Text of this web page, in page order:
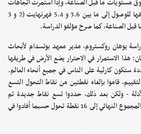
مئوية) فوق مستويات ما قبل الصناعة، وإذا استمرت اتجاهات
الاحترار الحالية، فهي في طريقها للوصول إلى ما بين 3.6 و 5.4 فهرنهايت (2 و 3
الصناعة، كما صرح مؤلفو الدراسة.
يوهان روكستروم، مدير معهد بوتسدام لأبحاث
هذا الاستمرار في الاحترار يضع الأرض في طريقها
ستكون كارثية على الناس في جميع أنحاء العالم.
قاموا بإلغاء نقطتين من نقاط التحول التسع
- ولكن بعد ذلك، حددوا تسع نقاط جديدة تم
التغاضي عنها سابقاً، مما رفع المجموع النهائي إلى 16 نقطة تحول حسبما أفادوا في